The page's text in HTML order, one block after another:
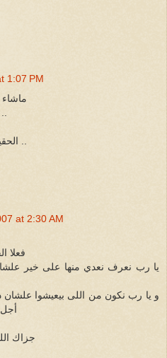
1:07 PM
ماشاء
at 2:30 AM
فعلا
يا رب نعرف نعدي منها على خير
و يا رب نكون من اللى بيعيشوا علشان
أجل
جزاك